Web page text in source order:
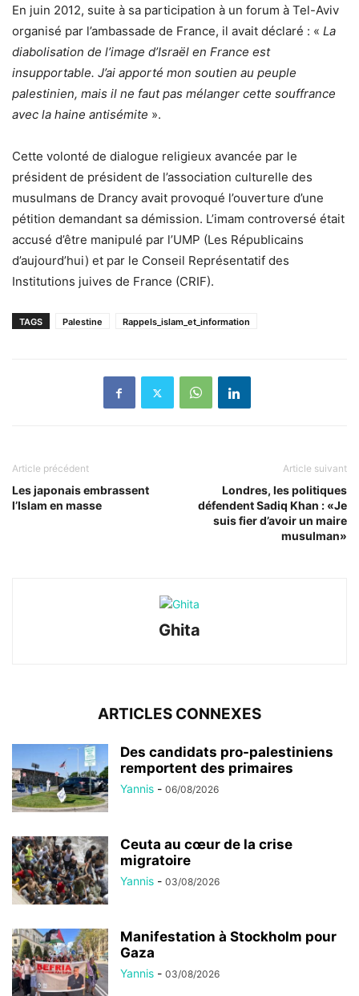
En juin 2012, suite à sa participation à un forum à Tel-Aviv
organisé par l’ambassade de France, il avait déclaré : « La
diabolisation de l’image d’Israël en France est
insupportable. J’ai apporté mon soutien au peuple
palestinien, mais il ne faut pas mélanger cette souffrance
avec la haine antisémite ».
Cette volonté de dialogue religieux avancée par le
président de président de l’association culturelle des
musulmans de Drancy avait provoqué l’ouverture d’une
pétition demandant sa démission. L’imam controversé était
accusé d’être manipulé par l’UMP (Les Républicains
d’aujourd’hui) et par le Conseil Représentatif des
Institutions juives de France (CRIF).
TAGS Palestine Rappels_islam_et_information
Article précédent
Les japonais embrassent
l’Islam en masse
Article suivant
Londres, les politiques
défendent Sadiq Khan : «Je
suis fier d’avoir un maire
musulman»
Ghita
ARTICLES CONNEXES
Des candidats pro-palestiniens
remportent des primaires
Yannis - 06/08/2026
Ceuta au cœur de la crise
migratoire
Yannis - 03/08/2026
Manifestation à Stockholm pour
Gaza
Yannis - 03/08/2026